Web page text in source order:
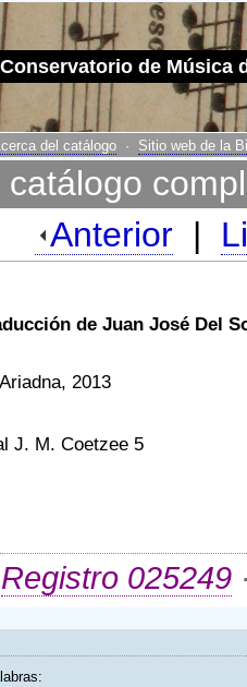
de Música
del catálogo · Sitio web de la
Anterior |
de Juan José Del
2013
J. M. Coetzee 5
Registro 025249